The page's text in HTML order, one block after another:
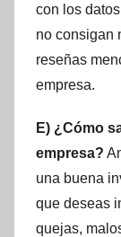
con los
no consigan
reseñas
empresa.
E) ¿Cómo
empresa?
una buena
que deseas
quejas,